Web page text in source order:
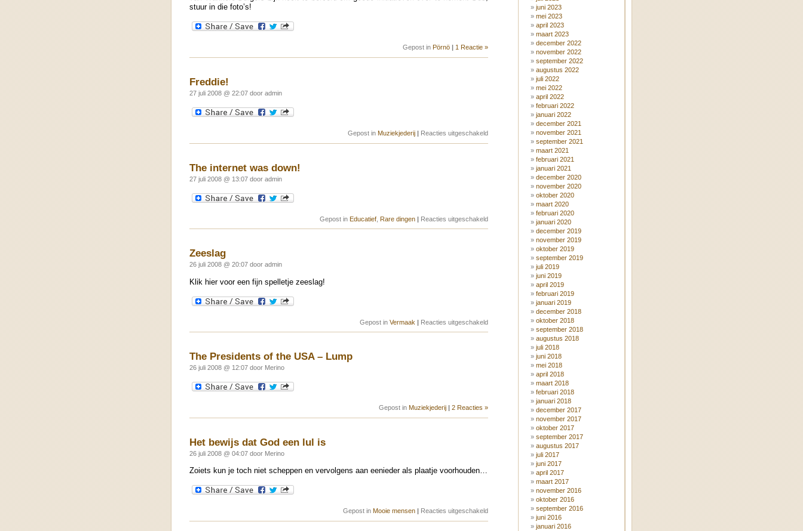
stuur in die foto’s!
Gepost in Pörnö 1 Reactie »
Freddie!
27 juli 2008 @ 22:07 door admin
Gepost in Muziekjederij | Reacties uitgeschakeldvoor
The internet was down!
27 juli 2008 @ 13:07 door admin
Gepost in Educatief Rare dingen | Reacties uitgeschakeldvoor
Zeeslag
26 juli 2008 @ 20:07 door admin
Klik hier voor een fijn spelletje zeeslag!
Gepost in Vermaak | Reacties uitgeschakeldvoor
The Presidents of the USA – Lump
26 juli 2008 @ 12:07 door Merino
Gepost in Muziekjederij 2 Reacties »
Het bewijs dat God een lul is
26 juli 2008 @ 04:07 door Merino
Zoiets kun je toch niet scheppen en vervolgens aan eenieder als plaatje voorhouden…
Gepost in Mooie mensen | Reacties uitgeschakeldvoor
juni 2023
mei 2023
april 2023
maart 2023
december 2022
november 2022
september 2022
augustus 2022
juli 2022
mei 2022
april 2022
februari 2022
januari 2022
december 2021
november 2021
september 2021
maart 2021
februari 2021
januari 2021
december 2020
november 2020
oktober 2020
maart 2020
februari 2020
januari 2020
december 2019
november 2019
oktober 2019
september 2019
juli 2019
juni 2019
april 2019
februari 2019
januari 2019
december 2018
oktober 2018
september 2018
augustus 2018
juli 2018
juni 2018
mei 2018
april 2018
maart 2018
februari 2018
januari 2018
december 2017
november 2017
oktober 2017
september 2017
augustus 2017
juli 2017
juni 2017
april 2017
maart 2017
november 2016
oktober 2016
september 2016
juni 2016
januari 2016